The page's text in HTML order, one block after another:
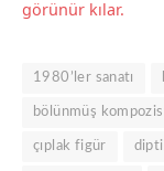
görünür kılar.
1980’ler sanatı
bölünmüş
çıplak figür